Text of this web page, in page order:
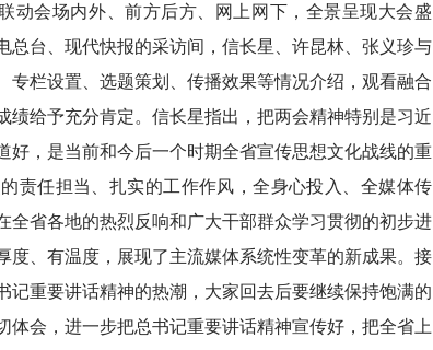
动会场内外、前方后方、网上网下，全景呈现大会盛
总台、现代快报的采访间，信长星、许昆林、张义珍与
专栏设置、选题策划、传播效果等情况介绍，观看融合
绩给予充分肯定。信长星指出，把两会精神特别是习近
好，是当前和今后一个时期全省宣传思想文化战线的重
责任担当、扎实的工作作风，全身心投入、全媒体传
全省各地的热烈反响和广大干部群众学习贯彻的初步进
度、有温度，展现了主流媒体系统性变革的新成果。接
记重要讲话精神的热潮，大家回去后要继续保持饱满的
体会，进一步把总书记重要讲话精神宣传好，把全省上